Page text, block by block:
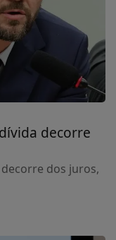
decorre
dos juros,